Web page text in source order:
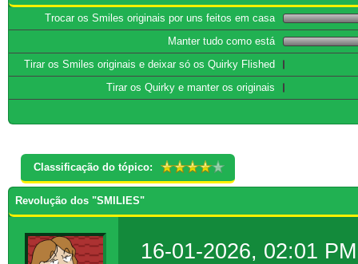
Trocar os Smiles originais por uns feitos em casa
Manter tudo como está
Tirar os Smiles originais e deixar só os Quirky Flished
Tirar os Quirky e manter os originais
Classificação do tópico:
Revolução dos "SMILIES"
16-01-2026, 02:01 PM